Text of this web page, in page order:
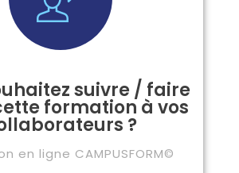
suivre / faire
formation à vos
?
en ligne CAMPUSFORM©